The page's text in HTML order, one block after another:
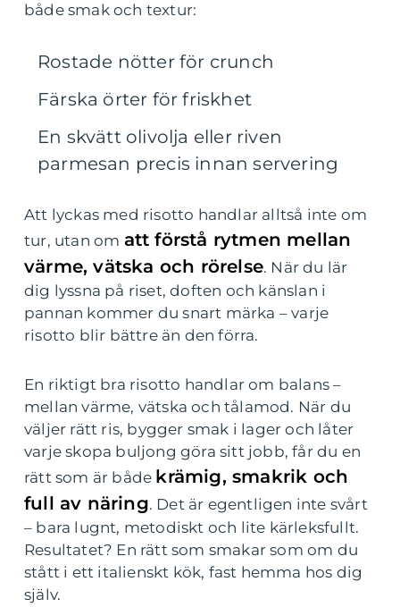
både smak och textur:
Rostade nötter för crunch
Färska örter för friskhet
En skvätt olivolja eller riven
parmesan precis innan servering
Att lyckas med risotto handlar alltså inte om
tur, utan om att förstå rytmen mellan
värme, vätska och rörelse. När du lär
dig lyssna på riset, doften och känslan i
pannan kommer du snart märka – varje
risotto blir bättre än den förra.
En riktigt bra risotto handlar om balans –
mellan värme, vätska och tålamod. När du
väljer rätt ris, bygger smak i lager och låter
varje skopa buljong göra sitt jobb, får du en
rätt som är både krämig, smakrik och
full av näring. Det är egentligen inte svårt
– bara lugnt, metodiskt och lite kärleksfullt.
Resultatet? En rätt som smakar som om du
stått i ett italienskt kök, fast hemma hos dig
själv.